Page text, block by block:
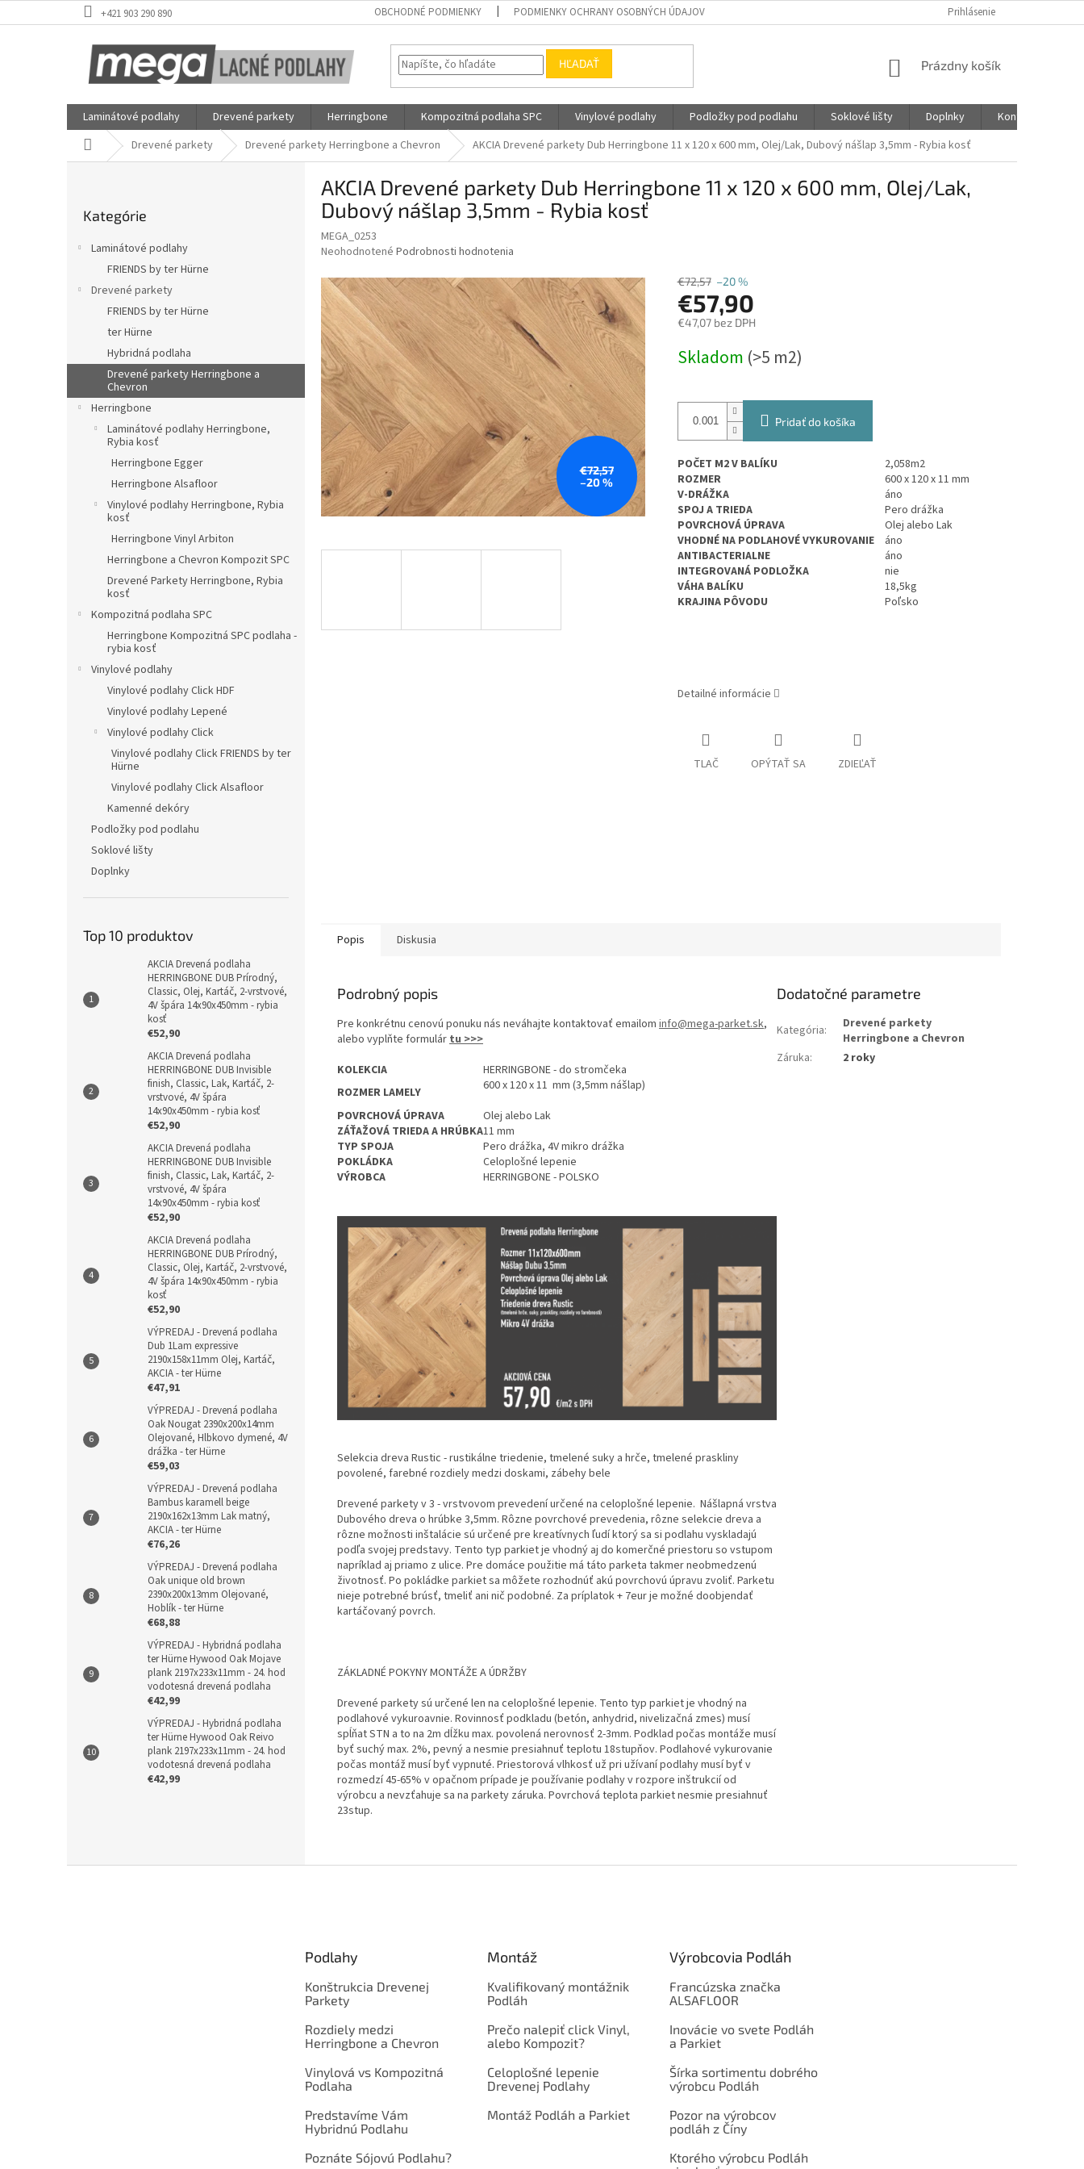
na
+421 903 290 890 OBCHODNÉ PODMIENKY PODMIENKY OCHRANY OSOBNÝCH ÚDAJOV Prihlásenie
HĽADAŤ
NÁKUPNÝ
Prázdny košík
Laminátové podlahy Drevené parkety Herringbone Kompozitná podlaha SPC Vinylové podlahy Podložky pod podlahu Soklové lišty Doplnky
Kontakty
DomovDrevené parkety Drevené parkety Herringbone a Chevron AKCIA Drevené parkety Dub Herringbone 11 x 120 x 600 mm, Olej/Lak, Dubový nášlap 3,5mm - Rybia kosť
kategórie
Kategórie
Laminátové podlahy
FRIENDS by ter Hürne
Drevené parkety
FRIENDS by ter Hürne
ter Hürne
Hybridná podlaha
Drevené parkety Herringbone a
Chevron
Herringbone
Laminátové podlahy Herringbone,
Rybia kosť
Herringbone Egger
Herringbone Alsafloor
Vinylové podlahy Herringbone, Rybia
kosť
Herringbone Vinyl Arbiton
Herringbone a Chevron Kompozit SPC
Drevené Parkety Herringbone, Rybia
kosť
Kompozitná podlaha SPC
Herringbone Kompozitná SPC podlaha -
rybia kosť
Vinylové podlahy
Vinylové podlahy Click HDF
Vinylové podlahy Lepené
Vinylové podlahy Click
Vinylové podlahy Click FRIENDS by ter
Hürne
Vinylové podlahy Click Alsafloor
Kamenné dekóry
Podložky pod podlahu
Soklové lišty
Doplnky
Top 10 produktov
AKCIA Drevená podlaha
HERRINGBONE DUB Prírodný,
Classic, Olej, Kartáč, 2-vrstvové,
4V špára 14x90x450mm - rybia
kosť
€52,90
AKCIA Drevená podlaha
HERRINGBONE DUB Invisible
finish, Classic, Lak, Kartáč, 2-
vrstvové, 4V špára
14x90x450mm - rybia kosť
€52,90
AKCIA Drevená podlaha
HERRINGBONE DUB Invisible
finish, Classic, Lak, Kartáč, 2-
vrstvové, 4V špára
14x90x450mm - rybia kosť
€52,90
AKCIA Drevená podlaha
HERRINGBONE DUB Prírodný,
Classic, Olej, Kartáč, 2-vrstvové,
4V špára 14x90x450mm - rybia
kosť
€52,90
VÝPREDAJ - Drevená podlaha
Dub 1Lam expressive
2190x158x11mm Olej, Kartáč,
AKCIA - ter Hürne
€47,91
VÝPREDAJ - Drevená podlaha
Oak Nougat 2390x200x14mm
Olejované, Hlbkovo dymené, 4V
drážka - ter Hürne
€59,03
VÝPREDAJ - Drevená podlaha
Bambus karamell beige
2190x162x13mm Lak matný,
AKCIA - ter Hürne
€76,26
VÝPREDAJ - Drevená podlaha
Oak unique old brown
2390x200x13mm Olejované,
Hoblík - ter Hürne
€68,88
VÝPREDAJ - Hybridná podlaha
ter Hürne Hywood Oak Mojave
plank 2197x233x11mm - 24. hod
vodotesná drevená podlaha
€42,99
VÝPREDAJ - Hybridná podlaha
ter Hürne Hywood Oak Reivo
plank 2197x233x11mm - 24. hod
vodotesná drevená podlaha
€42,99
AKCIA Drevené parkety Dub Herringbone 11 x 120 x 600 mm, Olej/Lak,
Dubový nášlap 3,5mm - Rybia kosť
MEGA_0253
Priemerné
produktu
je
0,0
z
5
hviezdičiek.
Neohodnotené Podrobnosti hodnotenia
€72,57
–20 %
€72,57 –20 %
€57,90
€47,07 bez DPH
cena:
Skladom (>5 m2)
Pridať do košíka
POČET M2 V BALÍKU
2,058m2
ROZMER
600 x 120x 11 mm
V-DRÁŽKA
áno
SPOJ A TRIEDA
Pero drážka
POVRCHOVÁ ÚPRAVA
Olej alebo Lak
VHODNÉ NA PODLAHOVÉ VYKUROVANIE
áno
ANTIBACTERIALNE
áno
INTEGROVANÁ PODLOŽKA
nie
VÁHA BALÍKU
18,5kg
KRAJINA PÔVODU
Poľsko
Detailné informácie
TLAČ OPÝTAŤ SA ZDIEĽAŤ
Popis Diskusia
Podrobný popis
Pre konkrétnu cenovú ponuku nás neváhajte kontaktovať emailom info@mega-parket.sk,
alebo vyplňte formulár tu >>>
KOLEKCIA
HERRINGBONE - do stromčeka
ROZMER LAMELY
600 x 120 x 11 mm (3,5mm nášlap)
POVRCHOVÁ ÚPRAVA
Olej alebo Lak
ZÁŤAŽOVÁ TRIEDA A HRÚBKA11 mm
TYP SPOJA
Pero drážka, 4V mikro drážka
POKLÁDKA
Celoplošné lepenie
VÝROBCA
HERRINGBONE - POLSKO
Selekcia dreva Rustic - rustikálne triedenie, tmelené suky a hrče, tmelené praskliny
povolené, farebné rozdiely medzi doskami, zábehy bele
Drevené parkety v 3 - vrstvovom prevedení určené na celoplošné lepenie. Nášlapná vrstva
Dubového dreva o hrúbke 3,5mm. Rôzne povrchové prevedenia, rôzne selekcie dreva a
rôzne možnosti inštalácie sú určené pre kreatívnych ľudí ktorý sa si podlahu vyskladajú
podľa svojej predstavy. Tento typ parkiet je vhodný aj do komerčné priestoru so vstupom
napríklad aj priamo z ulice. Pre domáce použitie má táto parketa takmer neobmedzenú
životnosť. Po pokládke parkiet sa môžete rozhodnúť akú povrchovú úpravu zvoliť. Parketu
nieje potrebné brúsť, tmeliť ani nič podobné. Za príplatok + 7eur je možné doobjendať
kartáčovaný povrch.
ZÁKLADNÉ POKYNY MONTÁŽE A ÚDRŽBY
Drevené parkety sú určené len na celoplošné lepenie. Tento typ parkiet je vhodný na
podlahové vykuroavnie. Rovinnosť podkladu (betón, anhydrid, nivelizačná zmes) musí
spĺňat STN a to na 2m dĺžku max. povolená nerovnosť 2-3mm. Podklad počas montáže musí
byť suchý max. 2%, pevný a nesmie presiahnuť teplotu 18stupňov. Podlahové vykurovanie
počas montáž musí byť vypnuté. Priestorová vlhkosť už pri užívaní podlahy musí byť v
rozmedzí 45-65% v opačnom prípade je používanie podlahy v rozpore inštrukcií od
výrobcu a nevzťahuje sa na parkety záruka. Povrchová teplota parkiet nesmie presiahnuť
23stup.
Dodatočné parametre
Kategória:
Drevené parkety
Herringbone a Chevron
Záruka: 2 roky
Podlahy
Konštrukcia Drevenej
Parkety
Rozdiely medzi
Herringbone a Chevron
Vinylová vs Kompozitná
Podlaha
Predstavíme Vám
Hybridnú Podlahu
Poznáte Sójovú Podlahu?
Montáž
Kvalifikovaný montážnik
Podláh
Prečo nalepiť click Vinyl,
alebo Kompozit?
Celoplošné lepenie
Drevenej Podlahy
Montáž Podláh a Parkiet
Výrobcovia Podláh
Francúzska značka
ALSAFLOOR
Inovácie vo svete Podláh
a Parkiet
Šírka sortimentu dobrého
výrobcu Podláh
Pozor na výrobcov
podláh z Číny
Ktorého výrobcu Podláh